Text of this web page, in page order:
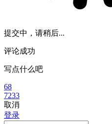
提交中，请稍后...
评论成功
写点什么吧
68
7233
取消
登录